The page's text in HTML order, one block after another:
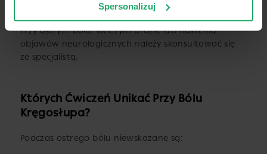
Spersonalizuj
Kiedy unikać rozciągania?
Przy ostrym bólu, świeżym urazie lub nasileniu
objawów neurologicznych należy skonsultować się
ze specjalistą.
Których Ćwiczeń Unikać Przy Bólu
Kręgosłupa?
Podczas ostrego bólu niewskazane są: